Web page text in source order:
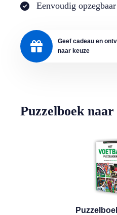
Eenvoudig opzegbaar
Geef cadeau en
naar keuze
Puzzelboek naar